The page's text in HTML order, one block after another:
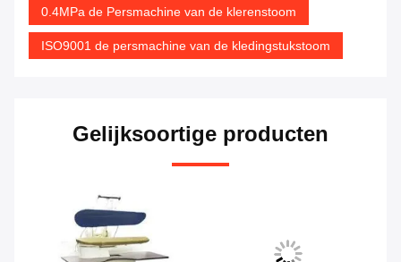
0.4MPa de Persmachine van de klerenstoom
ISO9001 de persmachine van de kledingstukstoom
Gelijksoortige producten